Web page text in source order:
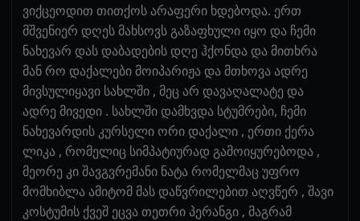
ვიქცეოდით თითქოს არაფერი ხდებოდა. ერთ
მშვენიერ დღეს მახსოვს გაზაფხული იყო და ჩემი
ნახევარ დას დაბადების დღე ჰქონდა და მითხრა
მან რო დაქალები მოიპარიჟა და მთხოვა ადრე
მივსულიყავი სახლში , მეც არ დავაღალატე და
ადრე მივედი . სახლში დამხვდა სტუმრები, ჩემი
ნახევარდის კურსელი ორი დაქალი , ერთი ქერა
ლიკა , რომელიც სიმპატიურად გამოიყურებოდა ,
მეორე კი შავგვრემანი ნატა რომელმაც უფრო
მომხიბლა ამიტომ მას დაწვრილებით აღვწერ , შავი
კოსტუმის ქვეშ ეცვა თეთრი პერანგი , მაგრამ